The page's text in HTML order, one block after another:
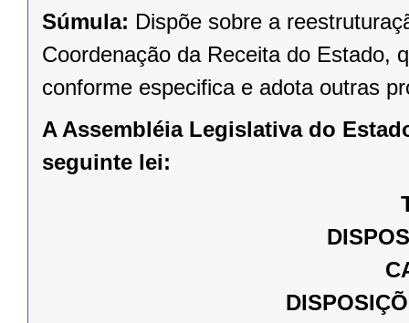
Súmula: Dispõe sobre a
Coordenação da Receita do Estado,
conforme especifica e adota outras
A Assembléia Legislativa do
seguinte lei: